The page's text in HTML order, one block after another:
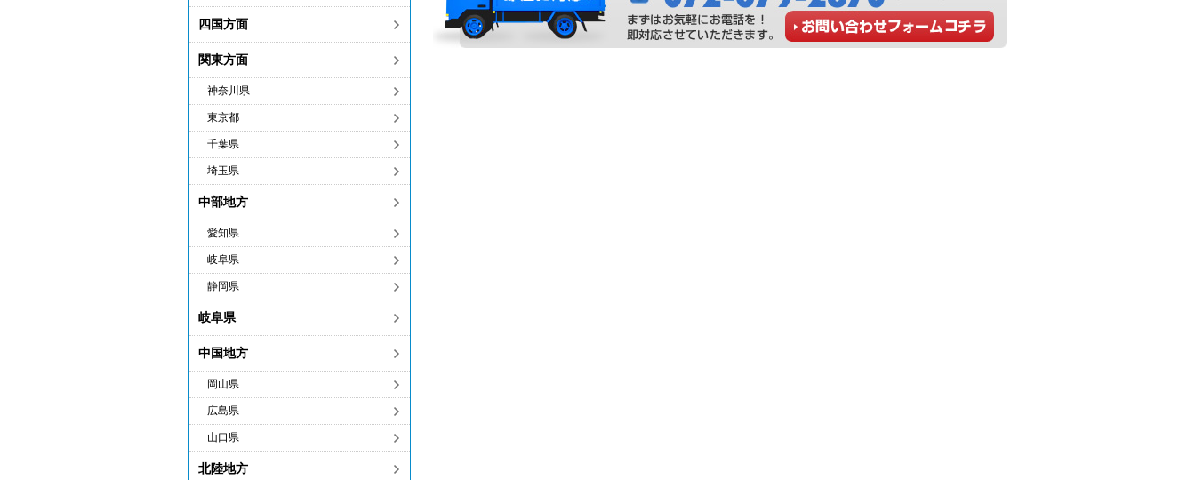
四国方面
関東方面
神奈川県
東京都
千葉県
埼玉県
中部地方
愛知県
岐阜県
静岡県
岐阜県
中国地方
岡山県
広島県
山口県
北陸地方